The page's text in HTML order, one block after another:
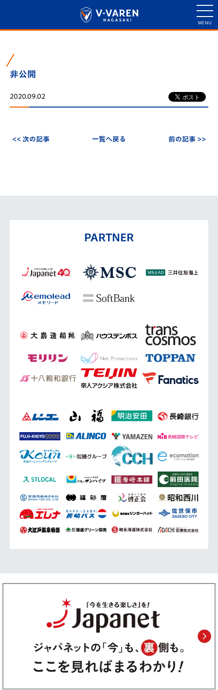
非公開
2020.09.02
<< 次の記事 一覧へ戻る 前の記事 >>
PARTNER